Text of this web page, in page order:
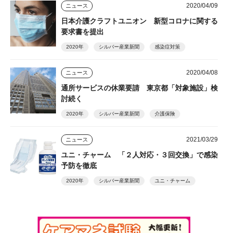
ニュース 2020/04/09
日本介護クラフトユニオン 新型コロナに関する
要求書を提出
2020年 シルバー産業新聞 感染症対策
ニュース 2020/04/08
通所サービスの休業要請 東京都「対象施設」検
討続く
2020年 シルバー産業新聞 介護保険
ニュース 2021/03/29
ユニ・チャーム 「２人対応・３回交換」で感染
予防を徹底
2020年 シルバー産業新聞 ユニ・チャーム